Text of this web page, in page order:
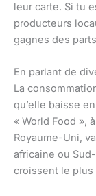
leur carte. Si tu
producteurs
gagnes des
En parlant de
La
qu’elle baisse
« World Food »,
Royaume-Uni,
africaine ou
croissent le plus